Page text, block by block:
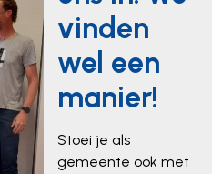
vinden
wel een
manier!
Stoei je als
gemeente ook met